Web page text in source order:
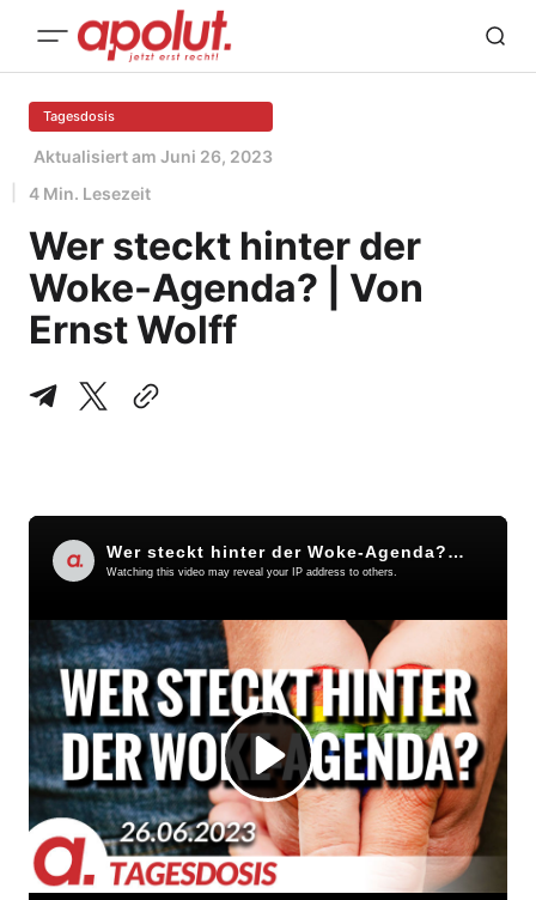
Tagesdosis
Aktualisiert am Juni 26, 2023
4 Min. Lesezeit
Wer steckt hinter der
Woke-Agenda? | Von
Ernst Wolff